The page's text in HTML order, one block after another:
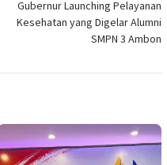
Gubernur Launching Pelayanan
Kesehatan yang Digelar Alumni
SMPN 3 Ambon